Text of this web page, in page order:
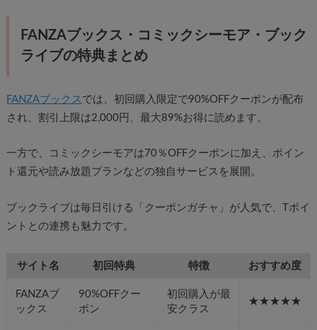
FANZAブックス・コミックシーモア・ブック
ライブの特典まとめ
FANZAブックス では、初回購入限定で90%OFFクーポンが配布
され、割引上限は2,000円、最大89%お得に読めます。
一方で、コミックシーモアは70％OFFクーポンに加え、ポイン
ト還元や読み放題プランなどの独自サービスを展開。
ブックライブは毎日引ける「クーポンガチャ」が人気で、Tポイ
ントとの連携も魅力です。
サイト名 初回特典 特徴 おすすめ度
FANZAブ
ックス
90%OFFクー
ポン
初回購入が最
安クラス
★★★★★